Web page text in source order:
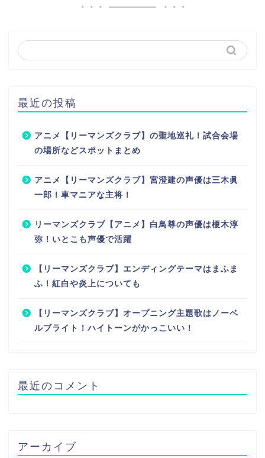
最近の投稿
アニメ【リーマンズクラブ】の聖地巡礼！試合会場
の場所などスポットまとめ
アニメ【リーマンズクラブ】宮澄建の声優は三木眞
一郎！車マニアな主将！
リーマンズクラブ【アニメ】白鳥尊の声優は榎木淳
弥！いとこも声優で活躍
【リーマンズクラブ】エンディングテーマはまふま
ふ！紅白や炎上についても
【リーマンズクラブ】オープニング主題歌はノーベ
ルブライト！ハイトーンがかっこいい！
最近のコメント
アーカイブ